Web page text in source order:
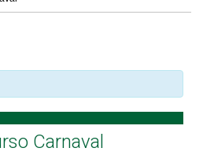
Carnaval